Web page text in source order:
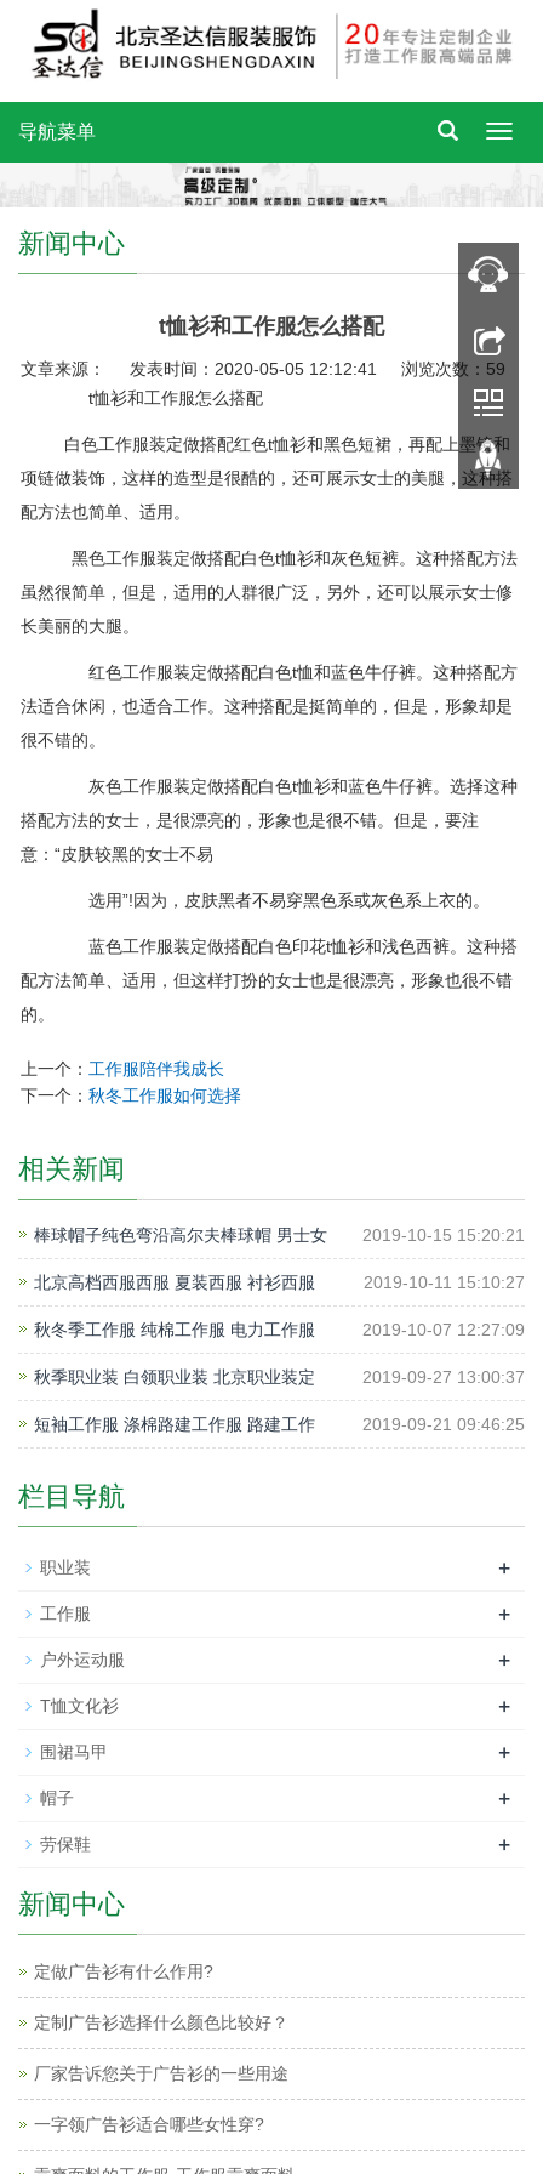
导航菜单
新闻中心
t恤衫和工作服怎么搭配
文章来源： 发表时间：2020-05-05 12:12:41 浏览次数：59
t恤衫和工作服怎么搭配
白色工作服装定做搭配红色t恤衫和黑色短裙，再配上墨镜和
项链做装饰，这样的造型是很酷的，还可展示女士的美腿，这种搭
配方法也简单、适用。
黑色工作服装定做搭配白色t恤衫和灰色短裤。这种搭配方法
虽然很简单，但是，适用的人群很广泛，另外，还可以展示女士修
长美丽的大腿。
红色工作服装定做搭配白色t恤和蓝色牛仔裤。这种搭配方
法适合休闲，也适合工作。这种搭配是挺简单的，但是，形象却是
很不错的。
灰色工作服装定做搭配白色t恤衫和蓝色牛仔裤。选择这种
搭配方法的女士，是很漂亮的，形象也是很不错。但是，要注
意：“皮肤较黑的女士不易
选用”!因为，皮肤黑者不易穿黑色系或灰色系上衣的。
蓝色工作服装定做搭配白色印花t恤衫和浅色西裤。这种搭
配方法简单、适用，但这样打扮的女士也是很漂亮，形象也很不错
的。
上一个： 工作服陪伴我成长
下一个： 秋冬工作服如何选择
相关新闻
2019-10-15 15:20:21
棒球帽子纯色弯沿高尔夫棒球帽 男士女
2019-10-11 15:10:27
北京高档西服西服 夏装西服 衬衫西服
2019-10-07 12:27:09
秋冬季工作服 纯棉工作服 电力工作服
2019-09-27 13:00:37
秋季职业装 白领职业装 北京职业装定
2019-09-21 09:46:25
短袖工作服 涤棉路建工作服 路建工作
栏目导航
+
职业装
+
工作服
+
户外运动服
+
T恤文化衫
+
围裙马甲
+
帽子
+
劳保鞋
新闻中心
定做广告衫有什么作用?
定制广告衫选择什么颜色比较好？
厂家告诉您关于广告衫的一些用途
一字领广告衫适合哪些女性穿?